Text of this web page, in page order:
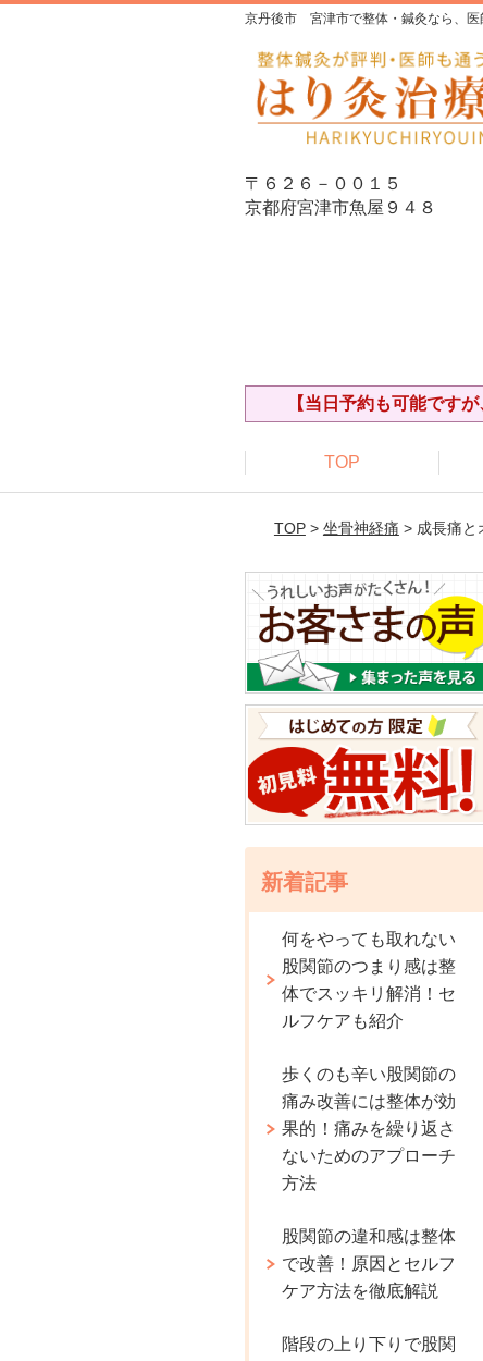
京丹後市 宮津市で整体・鍼灸なら、医
〒６２６－００１５
京都府宮津市魚屋９４８
【当日予約も可能です
TOP
TOP> 坐骨神経痛 > 成長痛と
新着記事
何をやっても取れない
股関節のつまり感は整
体でスッキリ解消！セ
ルフケアも紹介
歩くのも辛い股関節の
痛み改善には整体が効
果的！痛みを繰り返さ
ないためのアプローチ
方法
股関節の違和感は整体
で改善！原因とセルフ
ケア方法を徹底解説
階段の上り下りで股関